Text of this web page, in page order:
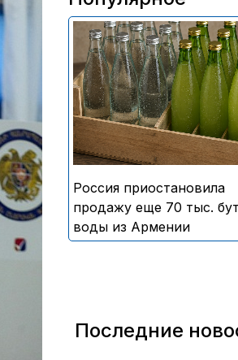
В России
продажу более
бутылок питьевой
безалкогольных
армянского
Россия приостановила
продажу еще 70 тыс.
воды из Армении
Последние